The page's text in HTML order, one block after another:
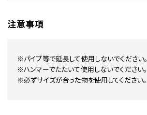
注意事項
※パイプ等で延長して使用しないでください。
※ハンマーでたたいて使用しないでください。
※必ずサイズが合った物を使用してください。